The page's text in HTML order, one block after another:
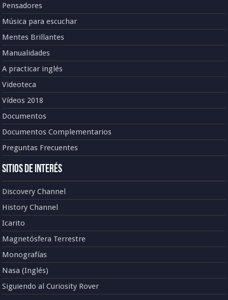
Pensadores
Música para escuchar
Mentes Brillantes
Manualidades
A practicar inglés
Videoteca
Vídeos 2018
Documentos
Documentos Complementarios
Preguntas Frecuentes
Sitios de Interés
Discovery Channel
History Channel
Icarito
Magnetósfera Terrestre
Monografías
Nasa (Inglés)
Siguiendo al Curiosity Rover